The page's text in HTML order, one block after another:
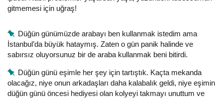
gitmemesi için uğraş!
Düğün günümüzde arabayı ben kullanmak istedim ama
İstanbul’da büyük hataymış. Zaten o gün panik halinde ve
sabırsız oluyorsunuz bir de araba kullanmak beni bitirdi.
Düğün günü eşimle her şey için tartıştık. Kaçta mekanda
olacağız, niye onun arkadaşları daha kalabalık geldi, niye eşimin
düğün günü öncesi hediyesi olan kolyeyi takmayı unuttum ve